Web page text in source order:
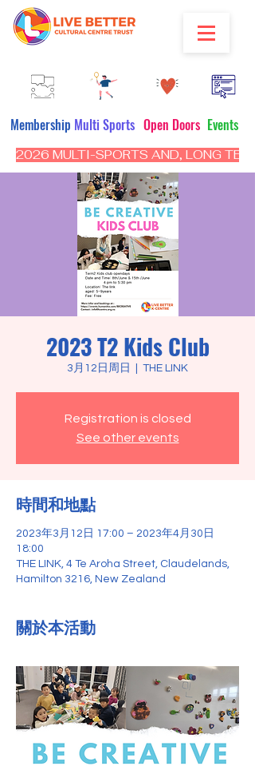
Multi Sports Open Doors Events
Membership
2026 MULTI-SPORTS AND, LONG
2023 T2 Kids Club
3月12日周日 THE LINK
Registration is closed
See other events
時間和地點
2023年3月12日 17:00 – 2023年4月30日
18:00
THE LINK, 4 Te Aroha Street, Claudelands,
Hamilton 3216, New Zealand
關於本活動